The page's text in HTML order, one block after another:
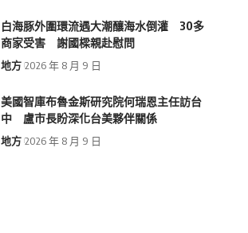
白海豚外圍環流遇大潮釀海水倒灌 30多
商家受害 謝國樑親赴慰問
地方 2026 年 8 月 9 日
美國智庫布魯金斯研究院何瑞恩主任訪台
中 盧市長盼深化台美夥伴關係
地方 2026 年 8 月 9 日